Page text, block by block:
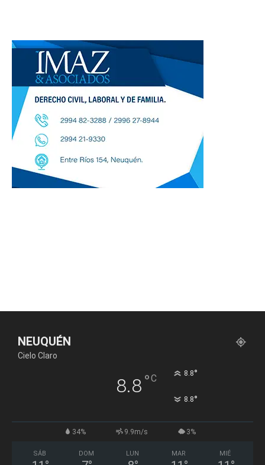
NEUQUÉN
Cielo Claro
8.8°C 8.8°
8.8°
34% 9.9m/s 3%
SÁB DOM LUN MAR MIÉ